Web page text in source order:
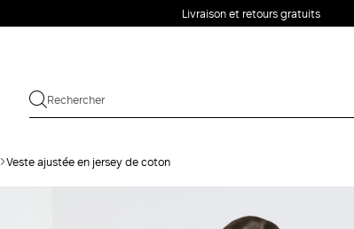
Livraison et retours gratuits
Veste ajustée en jersey de coton